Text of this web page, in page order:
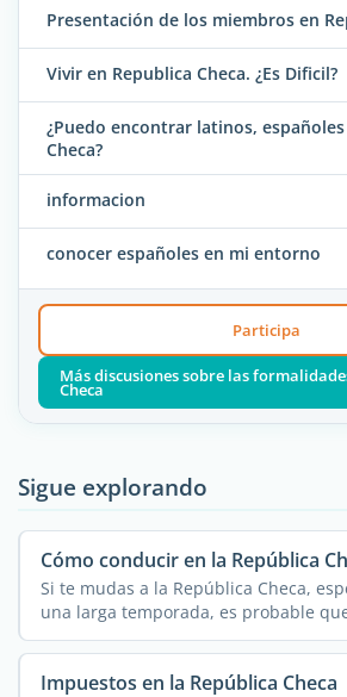
Presentación de los miembros en
Vivir en Republica Checa. ¿Es Dificil?
¿Puedo encontrar latinos,
Checa?
informacion
conocer españoles en mi entorno
Participa
Más discusiones sobre las
Checa
Sigue explorando
Cómo conducir en la República
Si te mudas a la República Checa,
una larga temporada, es probable
Impuestos en la República Checa